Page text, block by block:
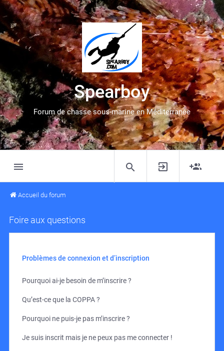
Spearboy
Forum de chasse sous-marine en Méditerranée
Accueil du forum
Foire aux questions
Problèmes de connexion et d’inscription
Pourquoi ai-je besoin de m’inscrire ?
Qu’est-ce que la COPPA ?
Pourquoi ne puis-je pas m’inscrire ?
Je suis inscrit mais je ne peux pas me connecter !